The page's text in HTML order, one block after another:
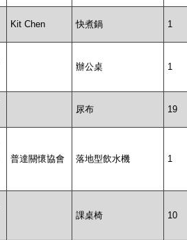
Kit Chen 快煮鍋 1
辦公桌 1
尿布 19
普達關懷協會 落地型飲水機 1
課桌椅 10